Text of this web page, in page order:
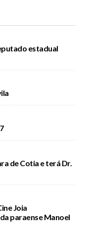
estadual
de Cotia e terá Dr.
Joia
paraense Manoel